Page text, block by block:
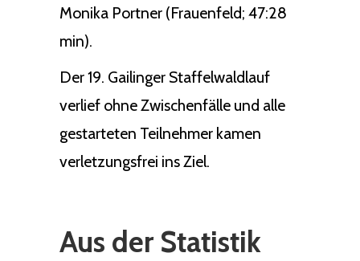
Monika Portner (Frauenfeld; 47:28
min).
Der 19. Gailinger Staffelwaldlauf
verlief ohne Zwischenfälle und alle
gestarteten Teilnehmer kamen
verletzungsfrei ins Ziel.
Aus der Statistik